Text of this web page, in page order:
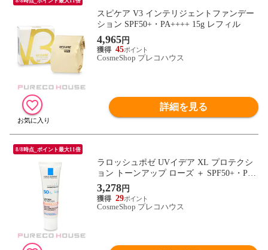
スピケア V3 インテリジェントファンデー
ション SPF50+・PA++++ 15g レフィル
4,965円
45
CosmeShop プレコハウス
詳細を見る
8/8時点_ポイント最大11倍
ラロッシュポゼ UVイデア XL プロテクシ
ョン トーンアップ ローズ ＋ SPF50+・PA+
+++ 30ml
3,278円
29
CosmeShop プレコハウス